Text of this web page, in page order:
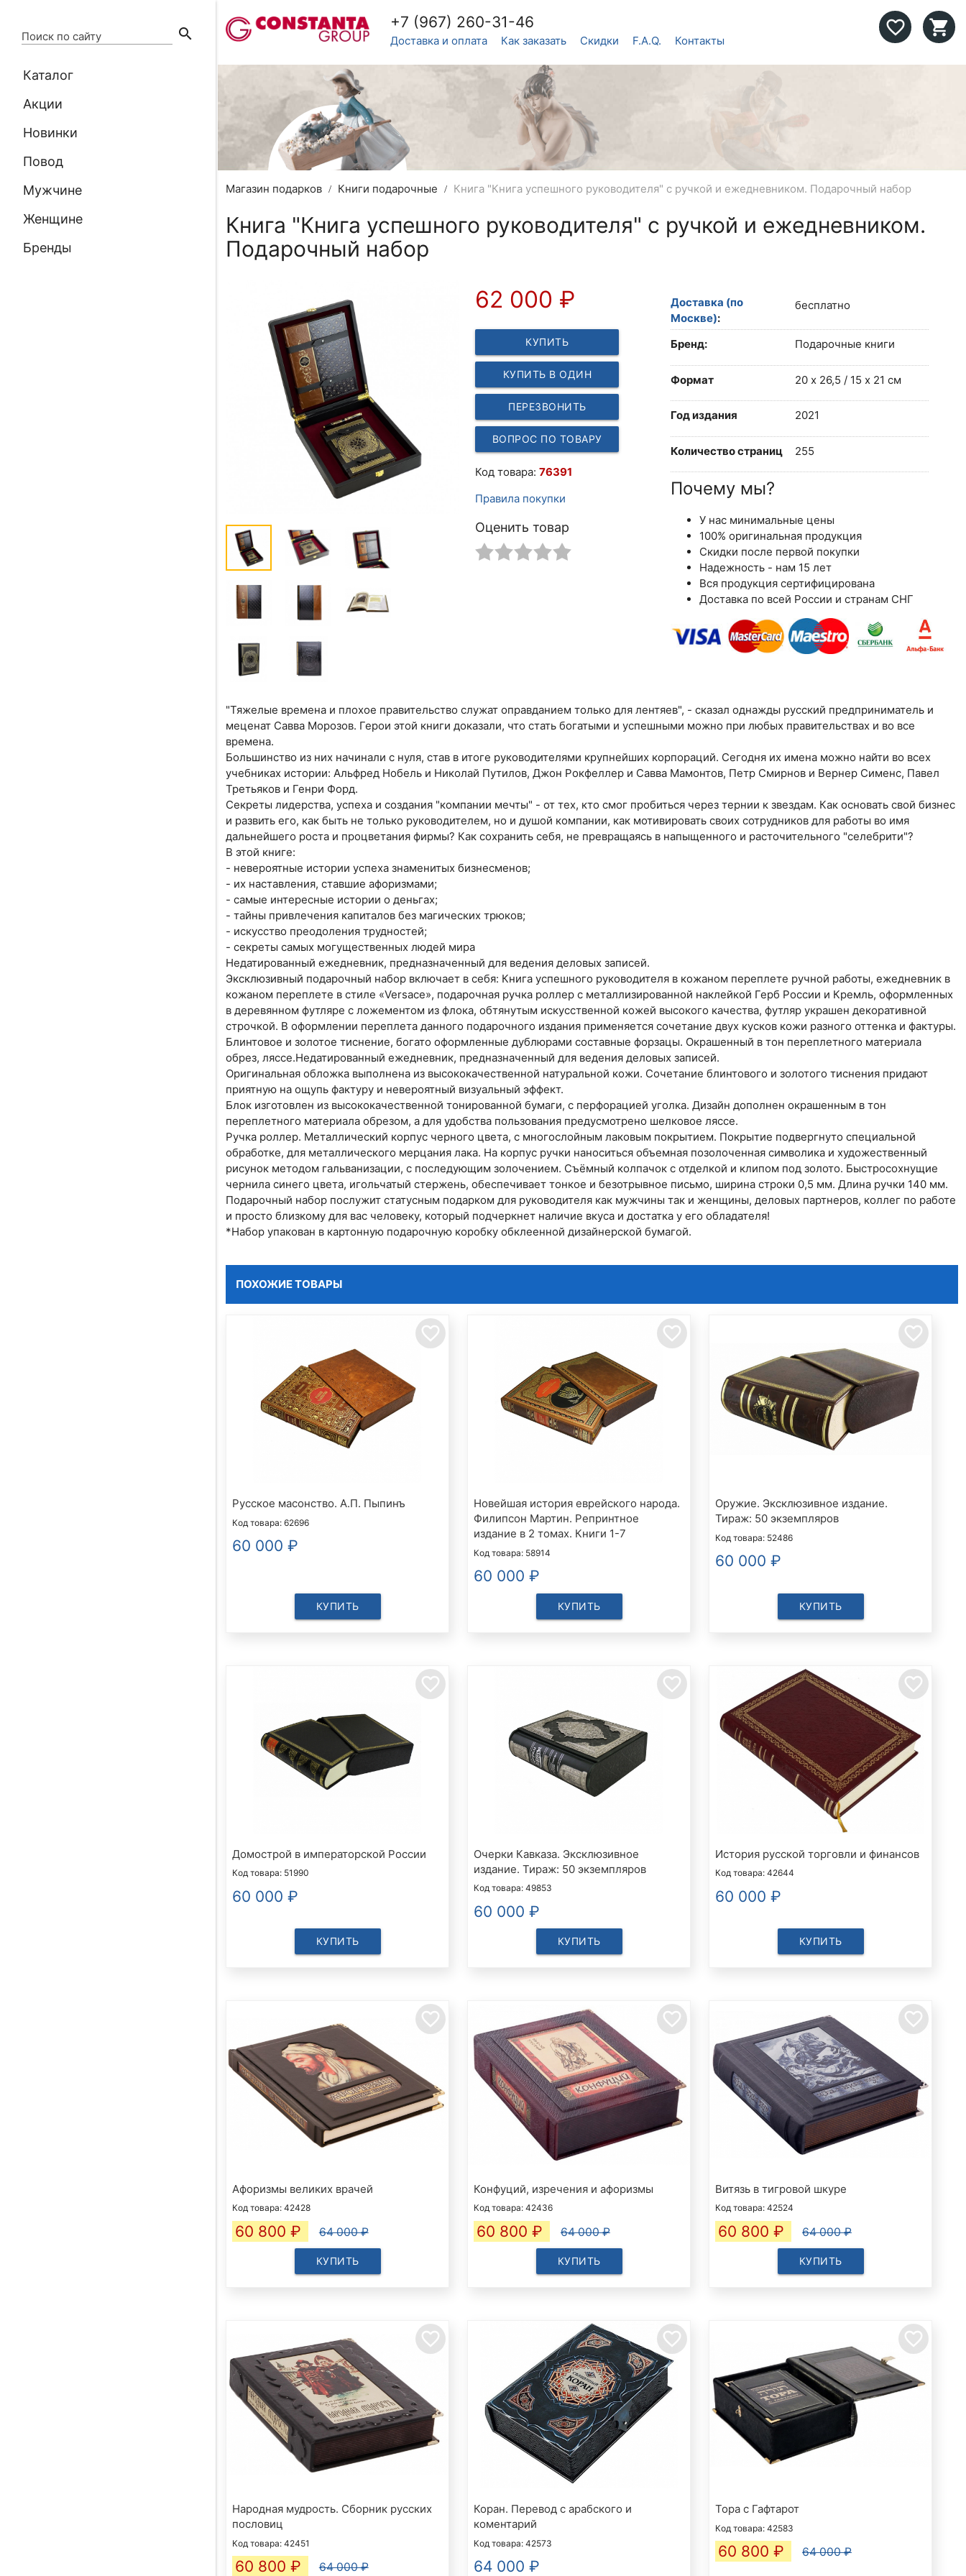
Поиск по сайту search
Каталог
Акции
Новинки
Повод
Мужчине
Женщине
Бренды
+7 (967) 260-31-46
Доставка и оплата Как заказать Скидки F.A.Q. Контакты
favorite_border shopping_cart
Магазин подарков Книги подарочные Книга "Книга успешного руководителя" с ручкой и ежедневником. Подарочный набор
Книга "Книга успешного руководителя" с ручкой и ежедневником.
Подарочный набор
62 000 ₽
КУПИТЬ
КУПИТЬ В ОДИН
КЛИК
ПЕРЕЗВОНИТЬ
ВОПРОС ПО ТОВАРУ
Код товара:76391
Правила покупки
Оценить товар
Доставка (по
Москве):
бесплатно
Бренд: Подарочные книги
Формат 20 х 26,5 / 15 х 21 см
Год издания 2021
Количество страниц 255
Почему мы?
У нас минимальные цены
100% оригинальная продукция
Скидки после первой покупки
Надежность - нам 15 лет
Вся продукция сертифицирована
Доставка по всей России и странам СНГ
"Тяжелые времена и плохое правительство служат оправданием только для лентяев", - сказал однажды русский предприниматель и
меценат Савва Морозов. Герои этой книги доказали, что стать богатыми и успешными можно при любых правительствах и во все
времена.
Большинство из них начинали с нуля, став в итоге руководителями крупнейших корпораций. Сегодня их имена можно найти во всех
учебниках истории: Альфред Нобель и Николай Путилов, Джон Рокфеллер и Савва Мамонтов, Петр Смирнов и Вернер Сименс, Павел
Третьяков и Генри Форд.
Секреты лидерства, успеха и создания "компании мечты" - от тех, кто смог пробиться через тернии к звездам. Как основать свой бизнес
и развить его, как быть не только руководителем, но и душой компании, как мотивировать своих сотрудников для работы во имя
дальнейшего роста и процветания фирмы? Как сохранить себя, не превращаясь в напыщенного и расточительного "селебрити"?
В этой книге:
- невероятные истории успеха знаменитых бизнесменов;
- их наставления, ставшие афоризмами;
- самые интересные истории о деньгах;
- тайны привлечения капиталов без магических трюков;
- искусство преодоления трудностей;
- секреты самых могущественных людей мира
Недатированный ежедневник, предназначенный для ведения деловых записей.
Эксклюзивный подарочный набор включает в себя: Книга успешного руководителя в кожаном переплете ручной работы, ежедневник в
кожаном переплете в стиле «Versace», подарочная ручка роллер с металлизированной наклейкой Герб России и Кремль, оформленных
в деревянном футляре с ложементом из флока, обтянутым искусственной кожей высокого качества, футляр украшен декоративной
строчкой. В оформлении переплета данного подарочного издания применяется сочетание двух кусков кожи разного оттенка и фактуры.
Блинтовое и золотое тиснение, богато оформленные дублюрами составные форзацы. Окрашенный в тон переплетного материала
обрез, ляссе.Недатированный ежедневник, предназначенный для ведения деловых записей.
Оригинальная обложка выполнена из высококачественной натуральной кожи. Сочетание блинтового и золотого тиснения придают
приятную на ощупь фактуру и невероятный визуальный эффект.
Блок изготовлен из высококачественной тонированной бумаги, с перфорацией уголка. Дизайн дополнен окрашенным в тон
переплетного материала обрезом, а для удобства пользования предусмотрено шелковое ляссе.
Ручка роллер. Металлический корпус черного цвета, с многослойным лаковым покрытием. Покрытие подвергнуто специальной
обработке, для металлического мерцания лака. На корпус ручки наноситься объемная позолоченная символика и художественный
рисунок методом гальванизации, с последующим золочением. Съёмный колпачок с отделкой и клипом под золото. Быстросохнущие
чернила синего цвета, игольчатый стержень, обеспечивает тонкое и безотрывное письмо, ширина строки 0,5 мм. Длина ручки 140 мм.
Подарочный набор послужит статусным подарком для руководителя как мужчины так и женщины, деловых партнеров, коллег по работе
и просто близкому для вас человеку, который подчеркнет наличие вкуса и достатка у его обладателя!
*Набор упакован в картонную подарочную коробку обклеенной дизайнерской бумагой.
ПОХОЖИЕ ТОВАРЫ
favorite_border
Русское масонство. А.П. Пыпинъ
Код товара: 62696
60 000 ₽
КУПИТЬ
favorite_border
Новейшая история еврейского народа.
Филипсон Мартин. Репринтное
издание в 2 томах. Книги 1-7
Код товара: 58914
60 000 ₽
КУПИТЬ
favorite_border
Оружие. Эксклюзивное издание.
Тираж: 50 экземпляров
Код товара: 52486
60 000 ₽
КУПИТЬ
favorite_border
Домострой в императорской России
Код товара: 51990
60 000 ₽
КУПИТЬ
favorite_border
Очерки Кавказа. Эксклюзивное
издание. Тираж: 50 экземпляров
Код товара: 49853
60 000 ₽
КУПИТЬ
favorite_border
История русской торговли и финансов
Код товара: 42644
60 000 ₽
КУПИТЬ
favorite_border
Афоризмы великих врачей
Код товара: 42428
60 800 ₽ 64 000 ₽
КУПИТЬ
favorite_border
Конфуций, изречения и афоризмы
Код товара: 42436
60 800 ₽ 64 000 ₽
КУПИТЬ
favorite_border
Витязь в тигровой шкуре
Код товара: 42524
60 800 ₽ 64 000 ₽
КУПИТЬ
favorite_border
Народная мудрость. Сборник русских
пословиц
Код товара: 42451
60 800 ₽ 64 000 ₽
favorite_border
Коран. Перевод с арабского и
коментарий
Код товара: 42573
64 000 ₽
favorite_border
Тора с Гафтарот
Код товара: 42583
60 800 ₽ 64 000 ₽